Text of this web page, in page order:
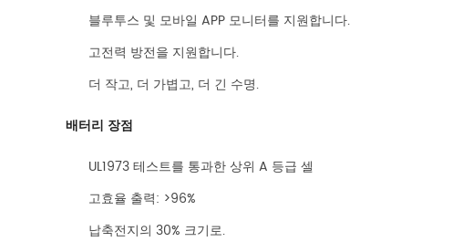
블루투스 및 모바일 APP 모니터를 지원합니다.
고전력 방전을 지원합니다.
더 작고, 더 가볍고, 더 긴 수명.
배터리 장점
UL1973 테스트를 통과한 상위 A 등급 셀
고효율 출력: >96%
납축전지의 30% 크기로.